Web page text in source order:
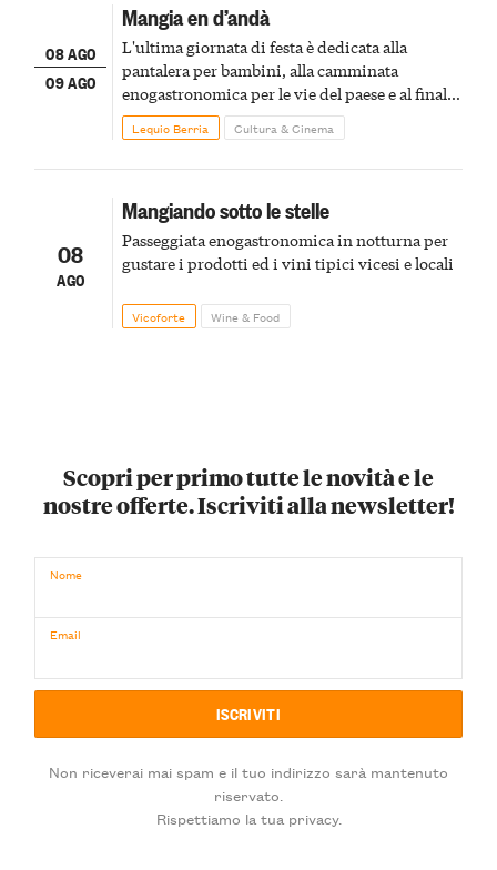
08 AGO
09 AGO
Mangia en d’andà
L'ultima giornata di festa è dedicata alla
pantalera per bambini, alla camminata
enogastronomica per le vie del paese e al finale
pirotecnico
Lequio Berria Cultura & Cinema
08
AGO
Mangiando sotto le stelle
Passeggiata enogastronomica in notturna per
gustare i prodotti ed i vini tipici vicesi e locali
Vicoforte Wine & Food
Scopri per primo tutte le novità e le
nostre offerte. Iscriviti alla newsletter!
Nome
Email
Non riceverai mai spam e il tuo indirizzo sarà mantenuto
riservato.
Rispettiamo la tua privacy.